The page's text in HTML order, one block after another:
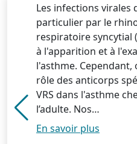
En savoir plus
Les infections virales
particulier par le
respiratoire syncytial
à l'apparition et à
l'asthme. Cependant,
rôle des anticorps
VRS dans l'asthme
l’adulte. Nos…
En savoir plus
En savoir plus
En savoir plus